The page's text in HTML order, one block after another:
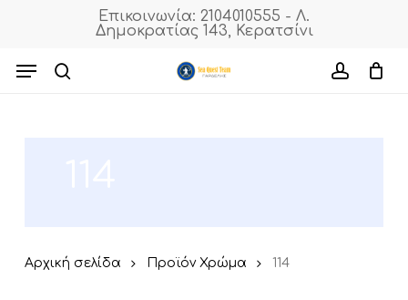
content
Επικοινωνία: 2104010555 - Λ.
Δημοκρατίας 143, Κερατσίνι
Menu
Cart
Αρχική σελίδα Προϊόν Χρώμα 114
Filters